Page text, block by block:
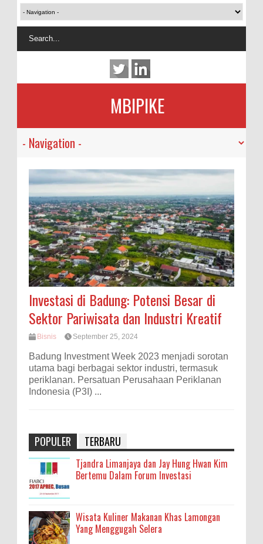
MBIPIKE
Investasi di Badung: Potensi Besar di
Sektor Pariwisata dan Industri Kreatif
Bisnis September 25, 2024
Badung Investment Week 2023 menjadi sorotan
utama bagi berbagai sektor industri, termasuk
periklanan. Persatuan Perusahaan Periklanan
Indonesia (P3I) ...
POPULER TERBARU
Tjandra Limanjaya dan Jay Hung Hwan Kim
Bertemu Dalam Forum Investasi
Wisata Kuliner Makanan Khas Lamongan
Yang Menggugah Selera